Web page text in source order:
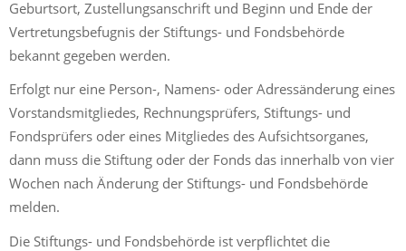
Geburtsort, Zustellungsanschrift und Beginn und Ende der
Vertretungsbefugnis der Stiftungs- und Fondsbehörde
bekannt gegeben werden.
Erfolgt nur eine Person-, Namens- oder Adressänderung eines
Vorstandsmitgliedes, Rechnungsprüfers, Stiftungs- und
Fondsprüfers oder eines Mitgliedes des Aufsichtsorganes,
dann muss die Stiftung oder der Fonds das innerhalb von vier
Wochen nach Änderung der Stiftungs- und Fondsbehörde
melden.
Die Stiftungs- und Fondsbehörde ist verpflichtet die